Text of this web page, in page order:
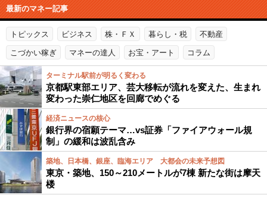
最新のマネー記事
トピックス ビジネス 株・ＦＸ 暮らし・税 不動産
こづかい稼ぎ マネーの達人 お宝・アート コラム
ターミナル駅前が明るく変わる
京都駅東部エリア、芸大移転が流れを変えた、生まれ
変わった崇仁地区を回廊でめぐる
経済ニュースの核心
銀行界の宿願テーマ…vs証券「ファイアウォール規
制」の緩和は波乱含み
築地、日本橋、銀座、臨海エリア 大都会の未来予想図
東京・築地、150～210メートルが7棟 新たな街は摩天
楼